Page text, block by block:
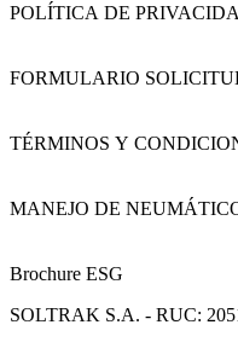
POLÍTICA DE
FORMULARIO
TÉRMINOS Y
MANEJO DE
Brochure ESG
SOLTRAK S.A. - RUC: